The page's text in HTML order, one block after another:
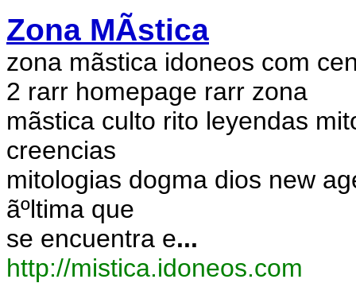
Zona MÃ­stica
zona mã­stica idoneos com
2 rarr homepage rarr zona
mã­stica culto rito leyendas
creencias
mitologias dogma dios new
ãºltima que
se encuentra e...
http://mistica.idoneos.com